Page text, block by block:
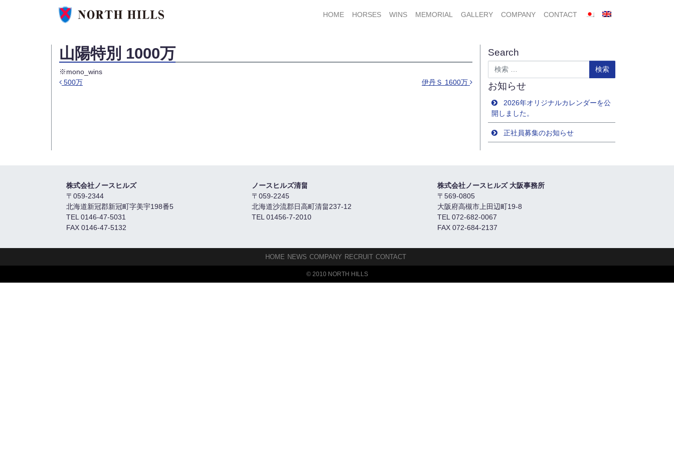
HOME
HORSES WINS MEMORIAL GALLERY COMPANY CONTACT
山陽特別 1000万
※mono_wins
500万 伊丹Ｓ 1600万
Search
検索
お知らせ
2026年オリジナルカレンダーを公
開しました。
正社員募集のお知らせ
株式会社ノースヒルズ
〒059-2344
北海道新冠郡新冠町字美宇198番5
TEL 0146-47-5031
FAX 0146-47-5132
ノースヒルズ清畠
〒059-2245
北海道沙流郡日高町清畠237-12
TEL 01456-7-2010
株式会社ノースヒルズ 大阪事務所
〒569-0805
大阪府高槻市上田辺町19-8
TEL 072-682-0067
FAX 072-684-2137
HOME NEWS COMPANY RECRUIT CONTACT
© 2010 NORTH HILLS